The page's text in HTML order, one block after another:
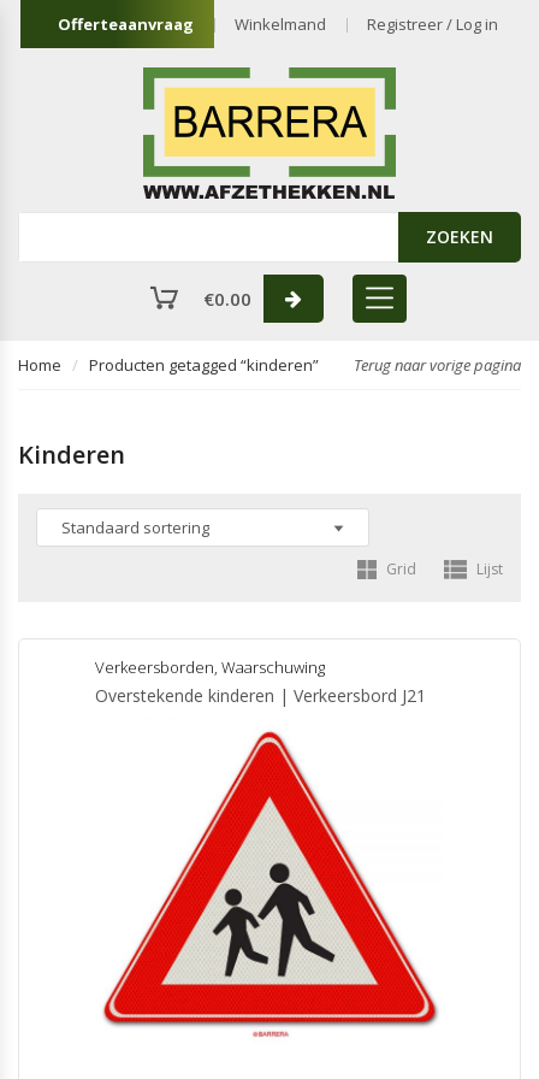
Offerteaanvraag Winkelmand Registreer / Log in
ZOEKEN
€0.00
Home Producten getagged “kinderen” Terug naar vorige pagina
Kinderen
Grid Lijst
Verkeersborden, Waarschuwing
Overstekende kinderen | Verkeersbord J21